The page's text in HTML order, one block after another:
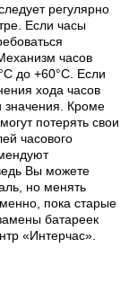
регулярно
Если часы
часов
до +60°C. Если
хода часов
значения. Кроме
потерять свои
часового
Вы можете
но менять
пока старые
батареек
«Интерчас».